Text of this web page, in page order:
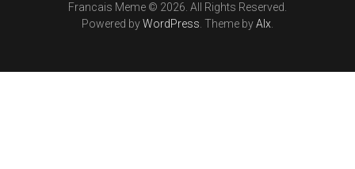
Francais Meme © 2026. All Rights Reserved.
Powered byWordPress. Theme byAlx.